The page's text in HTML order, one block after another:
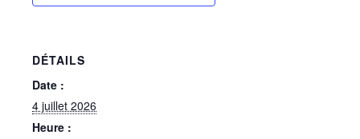
DÉTAILS
Date :
4 juillet 2026
Heure :